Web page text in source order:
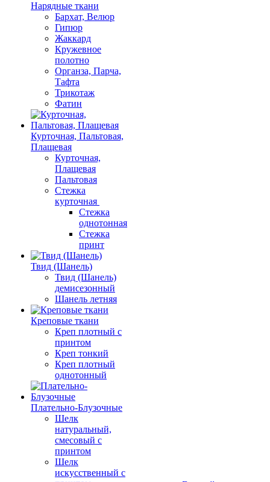
Нарядные ткани
Бархат, Велюр
Гипюр
Жаккард
Кружевное
полотно
Органза, Парча,
Тафта
Трикотаж
Фатин
Курточная, Пальтовая,
Плащевая
Курточная,
Плащевая
Пальтовая
Стежка
курточная
Стежка
однотонная
Стежка
принт
Твид (Шанель)
Твид (Шанель)
демисезонный
Шанель летняя
Креповые ткани
Креп плотный с
принтом
Креп тонкий
Креп плотный
однотонный
Плательно-Блузочные
Шелк
натуральный,
смесовый с
принтом
Шелк
искусственный с